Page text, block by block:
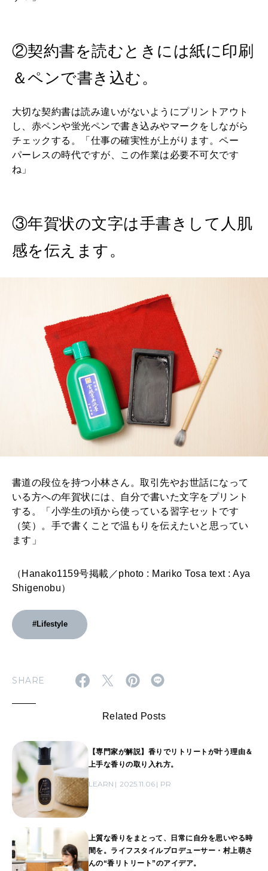
②契約書を読むときには紙に印刷
＆ペンで書き込む。
大切な契約書は読み違いがないようにプリントアウト
し、赤ペンや蛍光ペンで書き込みやマークをしながら
チェックする。「仕事の確実性が上がります。ペー
パーレスの時代ですが、この作業は必要不可欠です
ね」
③年賀状の文字は手書きして人肌
感を伝えます。
書道の段位を持つ小林さん。取引先やお世話になって
いる方への年賀状には、自分で書いた文字をプリント
する。「小学生の頃から使っている習字セットです
（笑）。手で書くことで温もりを伝えたいと思ってい
ます」
（Hanako1159号掲載／photo : Mariko Tosa text : Aya
Shigenobu）
#Lifestyle
SHARE
Related Posts
【専門家が解説】香りでリトリートが叶う理由＆
上手な香りの取り入れ方。
LEARN 2025.11.06 PR
上質な香りをまとって、日常に自分を思いやる時
間を。ライフスタイルプロデューサー・村上萌さ
んの“香リトリート”のアイデア。